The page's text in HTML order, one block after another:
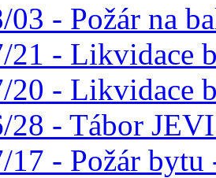
03 - Požár na
21 - Likvidace
20 - Likvidace
28 - Tábor
17 - Požár